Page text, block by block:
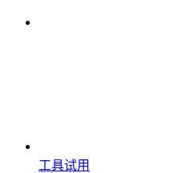
工具试用